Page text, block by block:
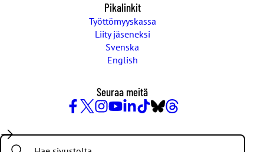
Pikalinkit
Työttömyyskassa
Liity jäseneksi
Svenska
English
Seuraa meitä
/
Twitter
Search: